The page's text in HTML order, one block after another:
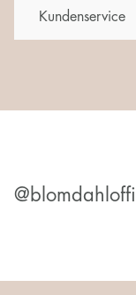
Kundenservice